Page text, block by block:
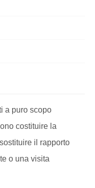
a puro scopo
costituire la
il rapporto
o una visita